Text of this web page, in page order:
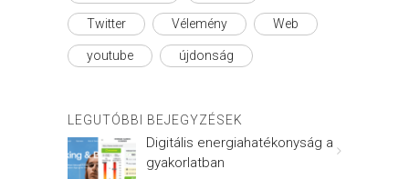
Twitter Vélemény Web
youtube újdonság
LEGUTÓBBI BEJEGYZÉSEK
Digitális energiahatékonyság a
gyakorlatban